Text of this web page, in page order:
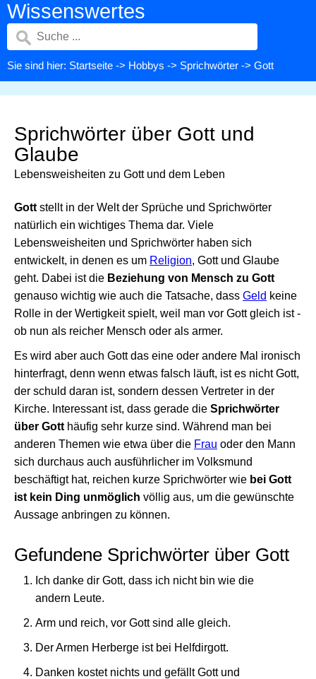
Wissenswertes
Sie sind hier: Startseite -> Hobbys -> Sprichwörter -> Gott
Sprichwörter über Gott und
Glaube
Lebensweisheiten zu Gott und dem Leben
Gott stellt in der Welt der Sprüche und Sprichwörter
natürlich ein wichtiges Thema dar. Viele
Lebensweisheiten und Sprichwörter haben sich
entwickelt, in denen es um Religion, Gott und Glaube
geht. Dabei ist die Beziehung von Mensch zu Gott
genauso wichtig wie auch die Tatsache, dass Geld keine
Rolle in der Wertigkeit spielt, weil man vor Gott gleich ist -
ob nun als reicher Mensch oder als armer.
Es wird aber auch Gott das eine oder andere Mal ironisch
hinterfragt, denn wenn etwas falsch läuft, ist es nicht Gott,
der schuld daran ist, sondern dessen Vertreter in der
Kirche. Interessant ist, dass gerade die Sprichwörter
über Gott häufig sehr kurze sind. Während man bei
anderen Themen wie etwa über die Frau oder den Mann
sich durchaus auch ausführlicher im Volksmund
beschäftigt hat, reichen kurze Sprichwörter wie bei Gott
ist kein Ding unmöglich völlig aus, um die gewünschte
Aussage anbringen zu können.
Gefundene Sprichwörter über Gott
Ich danke dir Gott, dass ich nicht bin wie die
andern Leute.
Arm und reich, vor Gott sind alle gleich.
Der Armen Herberge ist bei Helfdirgott.
Danken kostet nichts und gefällt Gott und